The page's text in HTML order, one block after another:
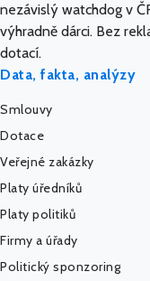
nezávislý watchdog v
výhradně dárci. Bez
dotací.
Data, fakta, analýzy
Smlouvy
Dotace
Veřejné zakázky
Platy úředníků
Platy politiků
Firmy a úřady
Politický sponzoring